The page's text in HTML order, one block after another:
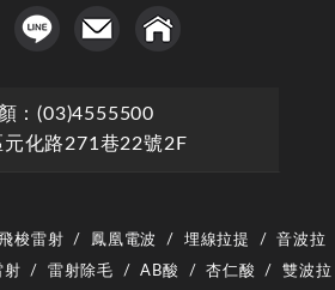
：(03)4555500
元化路271巷22號2F
梭雷射 / 鳳凰電波 / 埋線拉提 / 音波拉
射 / 雷射除毛 / AB酸 / 杏仁酸 / 雙波拉